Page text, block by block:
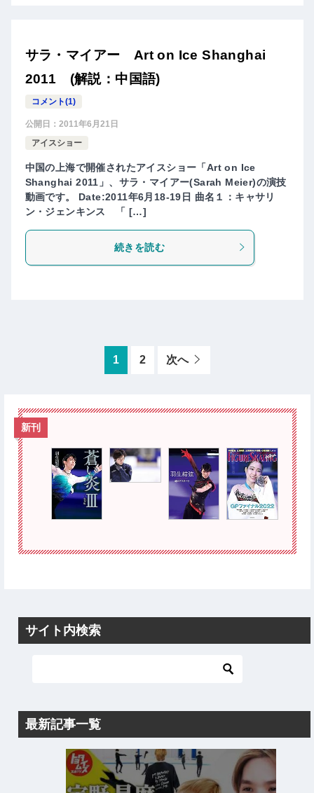
サラ・マイアー Art on Ice Shanghai
2011 (解説：中国語)
コメント(1)
公開日： 2011年6月21日
アイスショー
中国の上海で開催されたアイスショー「Art on Ice
Shanghai 2011」、サラ・マイアー(Sarah Meier)の演技
動画です。 Date:2011年6月18-19日 曲名１：キャサリ
ン・ジェンキンス 「 […]
続きを読む
1 2 次へ
新刊
サイト内検索
最新記事一覧